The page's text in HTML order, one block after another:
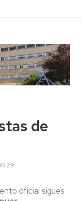
de
oficial sigues